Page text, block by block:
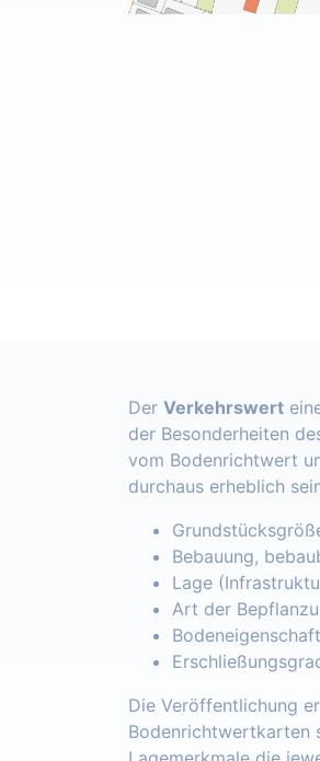
Der Verkehrswert
der Besonderheiten
vom Bodenrichtwert
durchaus erheblich
Bebauung,
Lage
Art der
Die Veröffentlichung
Bodenrichtwertkarten